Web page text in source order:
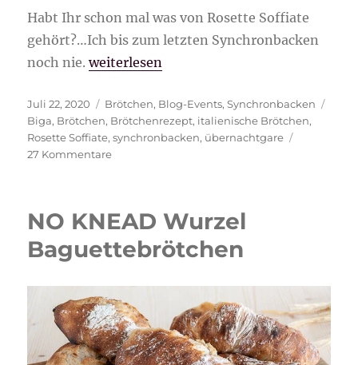
Habt Ihr schon mal was von Rosette Soffiate
gehört?…Ich bis zum letzten Synchronbacken
noch nie.„Rosette Soffiate“
weiterlesen
Veröffentlicht
am
Juli 22, 2020 Kategorien
Brötchen, Blog-Events,Synchronbacken
Biga, Brötchen, Brötchenrezept, italienische Brötchen,
Rosette Soffiate,synchronbacken, übernachtgare
27 Kommentarezu
NO KNEAD Wurzel
Baguettebrötchen